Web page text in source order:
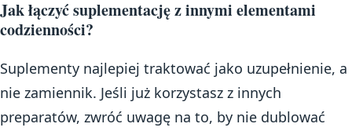
Jak łączyć suplementację z innymi elementami
codzienności?
Suplementy najlepiej traktować jako uzupełnienie, a
nie zamiennik. Jeśli już korzystasz z innych
preparatów, zwróć uwagę na to, by nie dublować